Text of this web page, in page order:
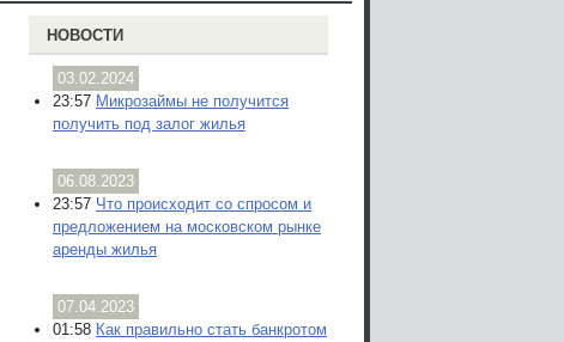
НОВОСТИ
03.02.2024
23:57 Микрозаймы не получится
получить под залог жилья
06.08.2023
23:57 Что происходит со спросом и
предложением на московском рынке
аренды жилья
07.04.2023
01:58 Как правильно стать банкротом